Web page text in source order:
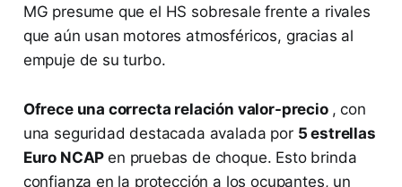
MG presume que el HS sobresale frente a rivales
que aún usan motores atmosféricos, gracias al
empuje de su turbo​.
Ofrece una correcta relación valor-precio , con
una seguridad destacada avalada por 5 estrellas
Euro NCAPen pruebas de choque. Esto brinda
confianza en la protección a los ocupantes, un